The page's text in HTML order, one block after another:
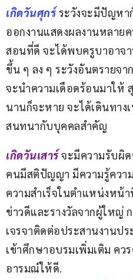
เกิดวันศุกร์ ระวังจะมีปัญหา
ออกงานแสดงผลงานหลาย
สอนที่ดี จะได้พบครูบาอาจา
ขึ้น ๆ ลง ๆ ระวังอันตรายจา
จะนำความเดือดร้อนมาให้
นานก็จะหาย จะได้เดินทาง
สนทนากับบุคคลสำคัญ
เกิดวันเสาร์ จะมีความรับผิ
คนมีสติปัญญา มีความรู้ควา
ความสำเร็จในตำแหน่งหน้
ข่าวดีและรางวัลจากผู้ใหญ่
เจรจาติดต่อประสานงานปร
เข้าศึกษาอบรมเพิ่มเติม ค
อารมณ์ให้ดี.